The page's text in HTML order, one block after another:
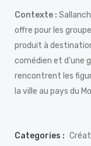
Contexte :
offre pour les
produit à
comédien et d’une
rencontrent les
la ville au pays du
Categories :